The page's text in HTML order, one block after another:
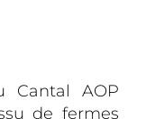
Cantal AOP
de fermes